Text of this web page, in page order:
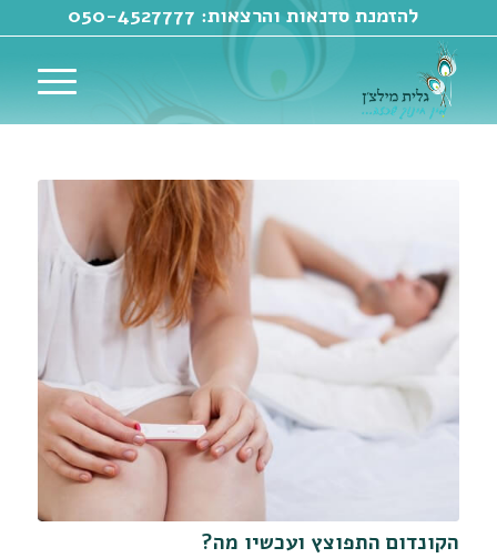
להזמנת סדנאות והרצאות: 050-4527777
הקונדום התפוצץ ועכשיו מה?